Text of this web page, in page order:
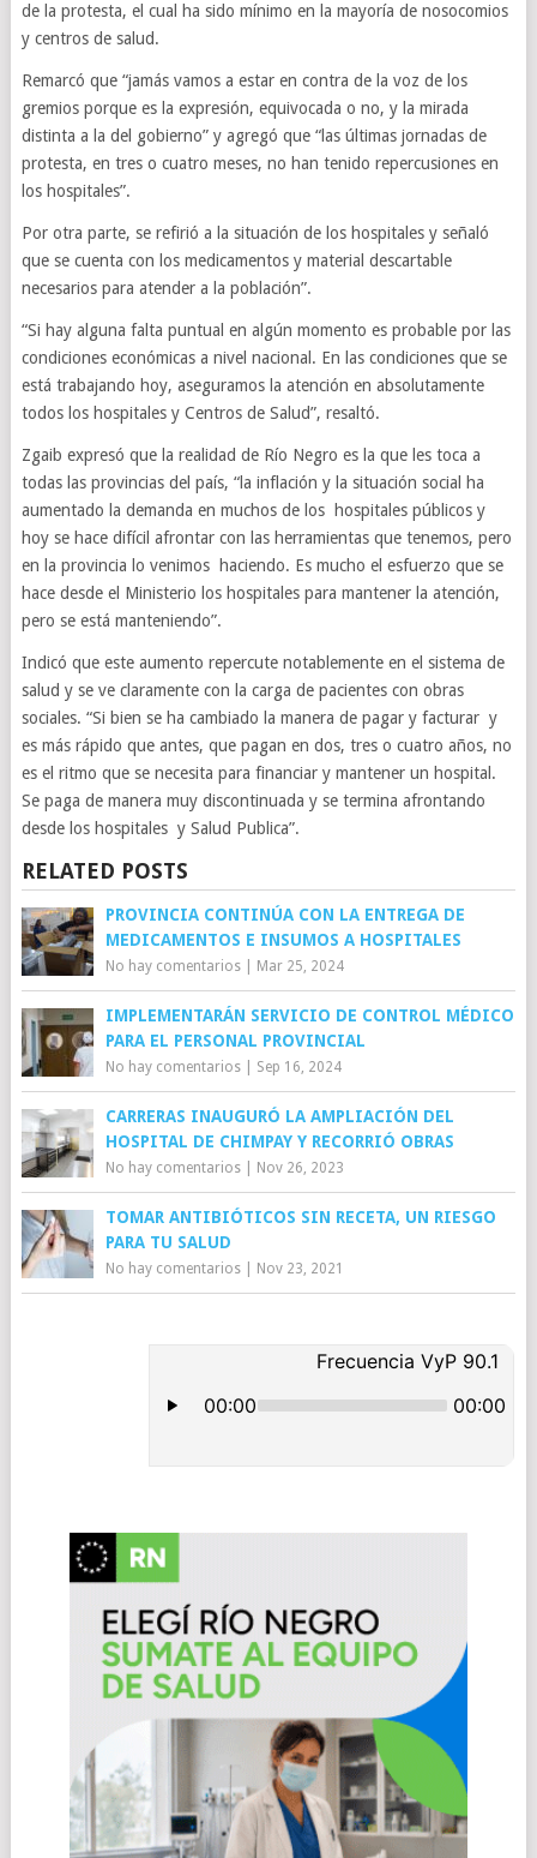
de la protesta, el cual ha sido mínimo en la mayoría de nosocomios
y centros de salud.
Remarcó que “jamás vamos a estar en contra de la voz de los
gremios porque es la expresión, equivocada o no, y la mirada
distinta a la del gobierno” y agregó que “las últimas jornadas de
protesta, en tres o cuatro meses, no han tenido repercusiones en
los hospitales”.
Por otra parte, se refirió a la situación de los hospitales y señaló
que se cuenta con los medicamentos y material descartable
necesarios para atender a la población”.
“Si hay alguna falta puntual en algún momento es probable por las
condiciones económicas a nivel nacional. En las condiciones que se
está trabajando hoy, aseguramos la atención en absolutamente
todos los hospitales y Centros de Salud”, resaltó.
Zgaib expresó que la realidad de Río Negro es la que les toca a
todas las provincias del país, “la inflación y la situación social ha
aumentado la demanda en muchos de los hospitales públicos y
hoy se hace difícil afrontar con las herramientas que tenemos, pero
en la provincia lo venimos haciendo. Es mucho el esfuerzo que se
hace desde el Ministerio los hospitales para mantener la atención,
pero se está manteniendo”.
Indicó que este aumento repercute notablemente en el sistema de
salud y se ve claramente con la carga de pacientes con obras
sociales. “Si bien se ha cambiado la manera de pagar y facturar y
es más rápido que antes, que pagan en dos, tres o cuatro años, no
es el ritmo que se necesita para financiar y mantener un hospital.
Se paga de manera muy discontinuada y se termina afrontando
desde los hospitales y Salud Publica”.
RELATED POSTS
PROVINCIA CONTINÚA CON LA ENTREGA DE
MEDICAMENTOS E INSUMOS A HOSPITALES
No hay comentarios| Mar 25, 2024
IMPLEMENTARÁN SERVICIO DE CONTROL MÉDICO
PARA EL PERSONAL PROVINCIAL
No hay comentarios| Sep 16, 2024
CARRERAS INAUGURÓ LA AMPLIACIÓN DEL
HOSPITAL DE CHIMPAY Y RECORRIÓ OBRAS
No hay comentarios| Nov 26, 2023
TOMAR ANTIBIÓTICOS SIN RECETA, UN RIESGO
PARA TU SALUD
No hay comentarios| Nov 23, 2021